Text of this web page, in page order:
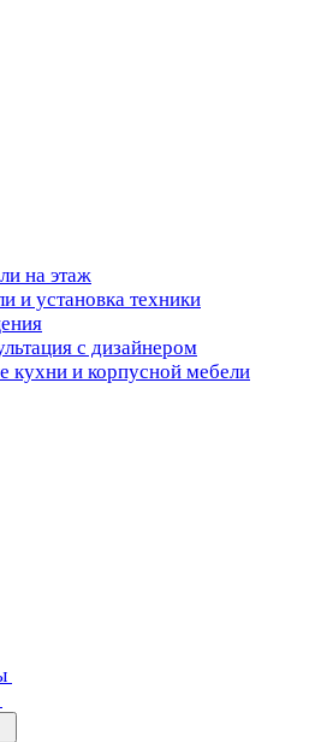
на этаж
и установка техники
с дизайнером
кухни и корпусной мебели